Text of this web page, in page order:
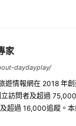
家
daydayplay/
遊情報網在 2018 年
訪問者及超過
超過 16,000追蹤。